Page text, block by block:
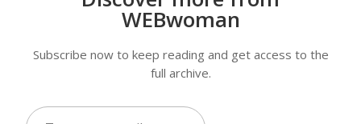
WEBwoman
Subscribe now to keep reading and get access to the
full archive.
Type